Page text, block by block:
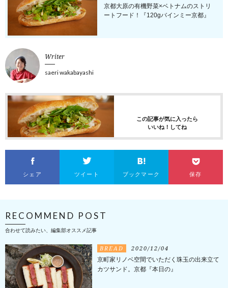
京都大原の有機野菜×ベトナムのストリ
ートフード！『120gバインミー京都』
Writer
saeri wakabayashi
この記事が気に入ったら
いいね！してね
シェア ツイート ブックマーク 保存
RECOMMEND POST
合わせて読みたい、編集部オススメ記事
BREAD 2020/12/04
京町家リノベ空間でいただく珠玉の出来立て
カツサンド。京都『本日の』